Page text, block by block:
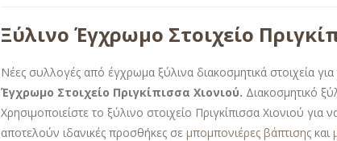
Ξύλινο Έγχρωμο Στοιχείο
Νέες συλλογές από έγχρωμα ξύλινα διακοσμητικά στοιχεία για
Έγχρωμο Στοιχείο Πριγκίπισσα Χιονιού. Διακοσμητικό
Χρησιμοποιείστε το ξύλινο στοιχείο Πριγκίπισσα Χιονιού για
αποτελούν ιδανικές προσθήκες σε μπομπονιέρες βάπτισης και